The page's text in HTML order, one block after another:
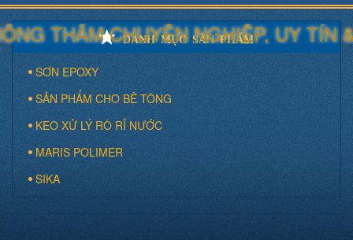
THẤM CHUYÊN NGHIỆP, UY TÍN &
DANH MỤC SẢN PHẨM
SƠN EPOXY
SẢN PHẨM CHO BÊ TÔNG
KEO XỬ LÝ RÒ RỈ NƯỚC
MARIS POLIMER
SIKA